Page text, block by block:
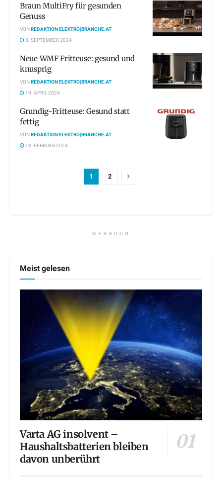
Braun MultiFry für gesunden
Genuss
VONREDAKTION ELEKTRO|BRANCHE.AT
5. SEPTEMBER 2024
Neue WMF Fritteuse: gesund und
knusprig
VONREDAKTION ELEKTRO|BRANCHE.AT
10. APRIL 2024
Grundig-Fritteuse: Gesund statt
fettig
VONREDAKTION ELEKTRO|BRANCHE.AT
13. FEBRUAR 2024
1 2
WERBUNG
Meist gelesen
Varta AG insolvent –
Haushaltsbatterien bleiben
davon unberührt